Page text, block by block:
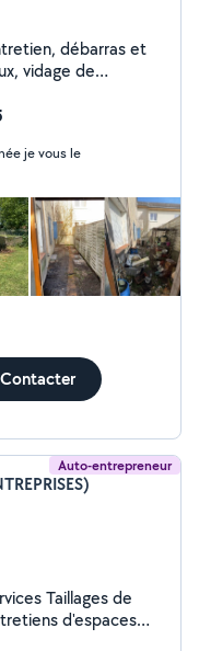
débarras et
vidage de
rapide et adapté à
je vous le
Contacter
Auto-entrepreneur
Taillages de
d'espaces